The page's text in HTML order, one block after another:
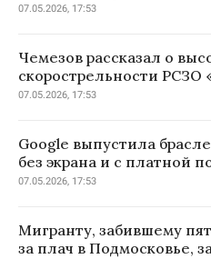
07.05.2026, 17:53
Чемезов рассказал о
скорострельности РСЗО
07.05.2026, 17:53
Google выпустила
без экрана и с платной
07.05.2026, 17:53
Мигранту, забившему
за плач в Подмосковье,